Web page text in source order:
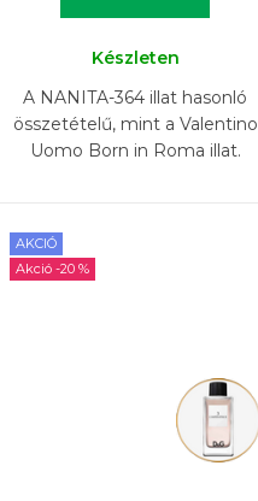
Készleten
A NANITA-364 illat hasonló
összetételű, mint a Valentino
Uomo Born in Roma illat.
AKCIÓ
-20 %